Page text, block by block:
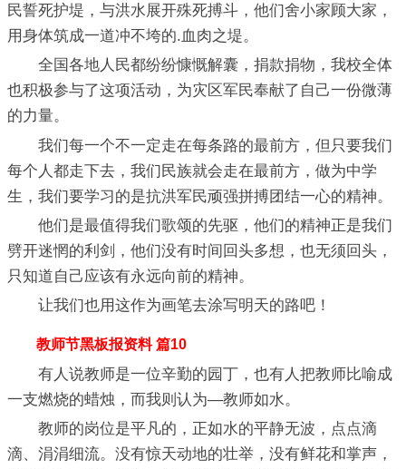
民誓死护堤，与洪水展开殊死搏斗，他们舍小家顾大家，
用身体筑成一道冲不垮的.血肉之堤。
全国各地人民都纷纷慷慨解囊，捐款捐物，我校全体
也积极参与了这项活动，为灾区军民奉献了自己一份微薄
的力量。
我们每一个不一定走在每条路的最前方，但只要我们
每个人都走下去，我们民族就会走在最前方，做为中学
生，我们要学习的是抗洪军民顽强拼搏团结一心的精神。
他们是最值得我们歌颂的先驱，他们的精神正是我们
劈开迷惘的利剑，他们没有时间回头多想，也无须回头，
只知道自己应该有永远向前的精神。
让我们也用这作为画笔去涂写明天的路吧！
教师节黑板报资料 篇10
有人说教师是一位辛勤的园丁，也有人把教师比喻成
一支燃烧的蜡烛，而我则认为—教师如水。
教师的岗位是平凡的，正如水的平静无波，点点滴
滴、涓涓细流。没有惊天动地的壮举，没有鲜花和掌声，